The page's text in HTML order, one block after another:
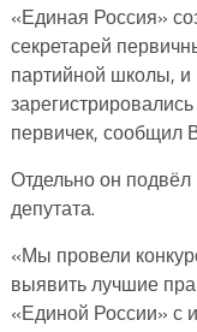
«Единая Россия»
секретарей
партийной школы, и
первичек, сообщил
Отдельно он подвёл
депутата.
«Мы провели
выявить лучшие
«Единой России» с